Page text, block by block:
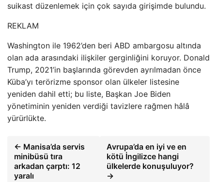
suikast düzenlemek için çok sayıda girişimde bulundu.
REKLAM
Washington ile 1962’den beri ABD ambargosu altında
olan ada arasındaki ilişkiler gerginliğini koruyor. Donald
Trump, 2021’in başlarında görevden ayrılmadan önce
Küba’yı terörizme sponsor olan ülkeler listesine
yeniden dahil etti; bu liste, Başkan Joe Biden
yönetiminin yeniden verdiği tavizlere rağmen hâlâ
yürürlükte.
← Manisa’da servis
minibüsü tıra
arkadan çarptı: 12
yaralı
Avrupa’da en iyi ve en
kötü İngilizce hangi
ülkelerde konuşuluyor?
→